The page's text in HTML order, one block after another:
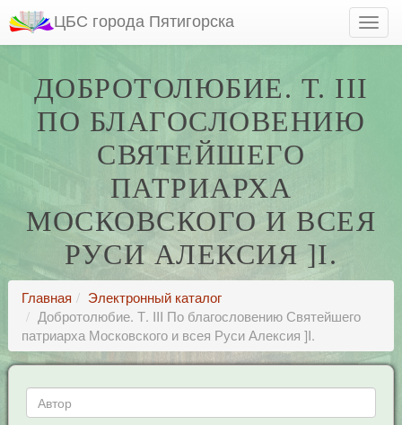
ЦБС города Пятигорска
ДОБРОТОЛЮБИЕ. Т. III
ПО БЛАГОСЛОВЕНИЮ
СВЯТЕЙШЕГО
ПАТРИАРХА
МОСКОВСКОГО И ВСЕЯ
РУСИ АЛЕКСИЯ ]I.
Главная
Электронный каталог
Добротолюбие. Т. III По благословению Святейшего
патриарха Московского и всея Руси Алексия ]I.